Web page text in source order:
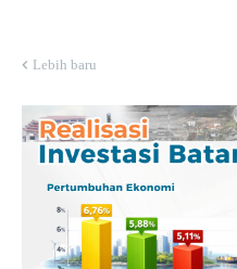
Lebih baru